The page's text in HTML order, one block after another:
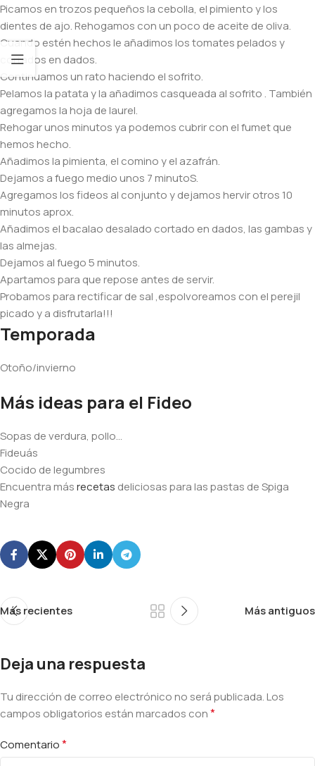
Picamos en trozos pequeños la cebolla, el pimiento y los
dientes de ajo. Rehogamos con un poco de aceite de oliva.
Cuando estén hechos le añadimos los tomates pelados y
cortados en dados.
Continuamos un rato haciendo el sofrito.
Pelamos la patata y la añadimos casqueada al sofrito . También
agregamos la hoja de laurel.
Rehogar unos minutos ya podemos cubrir con el fumet que
hemos hecho.
Añadimos la pimienta, el comino y el azafrán.
Dejamos a fuego medio unos 7 minutoS.
Agregamos los fideos al conjunto y dejamos hervir otros 10
minutos aprox.
Añadimos el bacalao desalado cortado en dados, las gambas y
las almejas.
Dejamos al fuego 5 minutos.
Apartamos para que repose antes de servir.
Probamos para rectificar de sal ,espolvoreamos con el perejil
picado y a disfrutarla!!!
Temporada
Otoño/invierno
Más ideas para el Fideo
Sopas de verdura, pollo…
Fideuás
Cocido de legumbres
Encuentra másrecetas deliciosas para las pastas de Spiga
Negra
Más recientes Más antiguos
Deja una respuesta
Tu dirección de correo electrónico no será publicada.Los
campos obligatorios están marcados con*
Comentario*
Alternative: